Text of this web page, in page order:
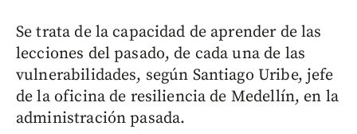
Se trata de la capacidad de aprender de las
lecciones del pasado, de cada una de las
vulnerabilidades, según Santiago Uribe, jefe
de la oficina de resiliencia de Medellín, en la
administración pasada.